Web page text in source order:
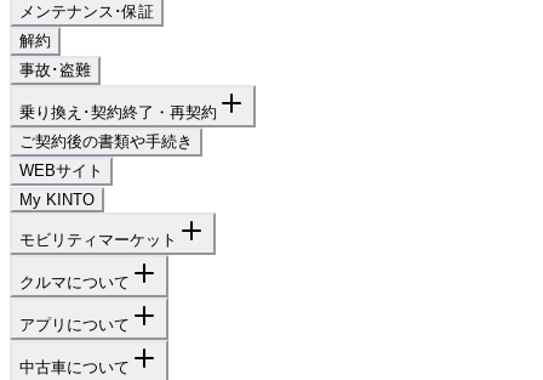
メンテナンス･保証
解約
事故･盗難
乗り換え･契約終了・再契約
ご契約後の書類や手続き
WEBサイト
My KINTO
モビリティマーケット
クルマについて
アプリについて
中古車について